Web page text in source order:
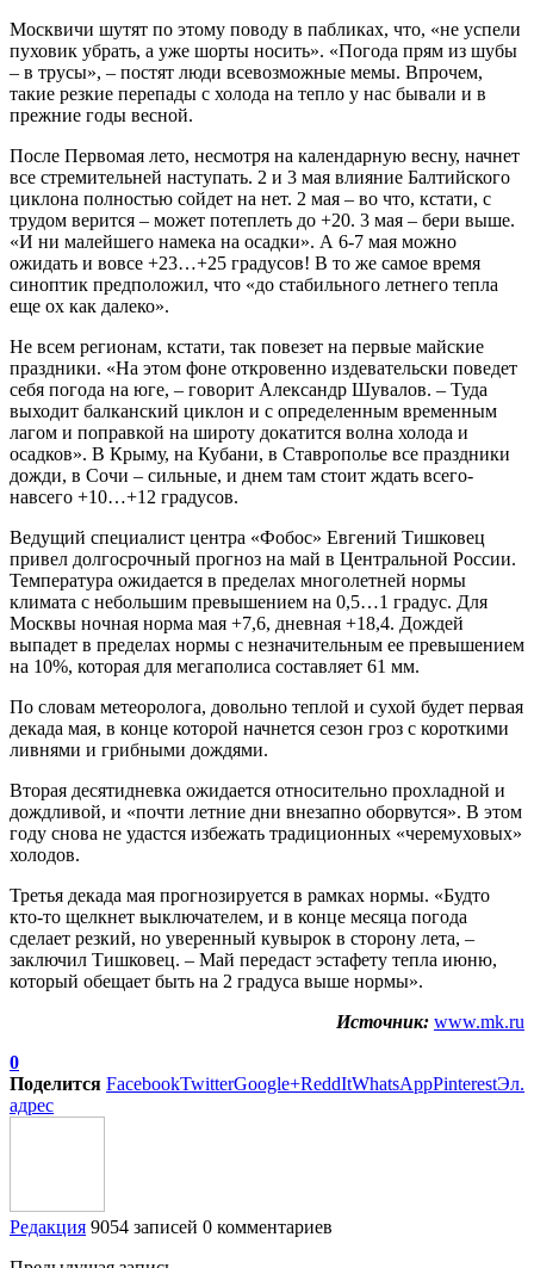
Москвичи шутят по этому поводу в пабликах, что, «не успели
пуховик убрать, а уже шорты носить». «Погода прям из шубы
– в трусы», – постят люди всевозможные мемы. Впрочем,
такие резкие перепады с холода на тепло у нас бывали и в
прежние годы весной.
После Первомая лето, несмотря на календарную весну, начнет
все стремительней наступать. 2 и 3 мая влияние Балтийского
циклона полностью сойдет на нет. 2 мая – во что, кстати, с
трудом верится – может потеплеть до +20. 3 мая – бери выше.
«И ни малейшего намека на осадки». А 6-7 мая можно
ожидать и вовсе +23…+25 градусов! В то же самое время
синоптик предположил, что «до стабильного летнего тепла
еще ох как далеко».
Не всем регионам, кстати, так повезет на первые майские
праздники. «На этом фоне откровенно издевательски поведет
себя погода на юге, – говорит Александр Шувалов. – Туда
выходит балканский циклон и с определенным временным
лагом и поправкой на широту докатится волна холода и
осадков». В Крыму, на Кубани, в Ставрополье все праздники
дожди, в Сочи – сильные, и днем там стоит ждать всего-
навсего +10…+12 градусов.
Ведущий специалист центра «Фобос» Евгений Тишковец
привел долгосрочный прогноз на май в Центральной России.
Температура ожидается в пределах многолетней нормы
климата с небольшим превышением на 0,5…1 градус. Для
Москвы ночная норма мая +7,6, дневная +18,4. Дождей
выпадет в пределах нормы с незначительным ее превышением
на 10%, которая для мегаполиса составляет 61 мм.
По словам метеоролога, довольно теплой и сухой будет первая
декада мая, в конце которой начнется сезон гроз с короткими
ливнями и грибными дождями.
Вторая десятидневка ожидается относительно прохладной и
дождливой, и «почти летние дни внезапно оборвутся». В этом
году снова не удастся избежать традиционных «черемуховых»
холодов.
Третья декада мая прогнозируется в рамках нормы. «Будто
кто-то щелкнет выключателем, и в конце месяца погода
сделает резкий, но уверенный кувырок в сторону лета, –
заключил Тишковец. – Май передаст эстафету тепла июню,
который обещает быть на 2 градуса выше нормы».
Источник: www.mk.ru
0
Поделится FacebookTwitterGoogle+ReddItWhatsAppPinterestЭл.
адрес
Редакция 9054 записей 0 комментариев